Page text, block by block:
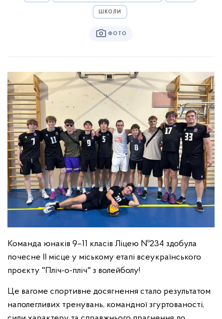
ШКОЛИ
ФОТО
Команда юнаків 9–11 класів Ліцею №234 здобула
почесне ІІ місце у міському етапі всеукраїнського
проєкту "Пліч-о-пліч" з волейболу!
Це вагоме спортивне досягнення стало результатом
наполегливих тренувань, командної згуртованості,